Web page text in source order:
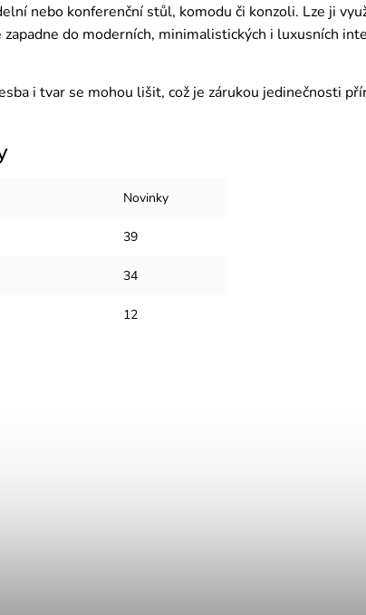
nebo konferenční stůl, komodu či konzoli. Lze ji
do moderních, minimalistických i luxusních
i tvar se mohou lišit, což je zárukou jedinečnosti
Novinky
39
34
12